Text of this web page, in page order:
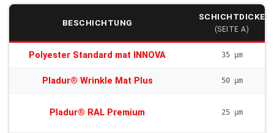
BESCHICHTUNG
SCHICHTDICKE
(SEITE A)
Polyester Standard mat INNOVA 35 µm
Pladur® Wrinkle Mat Plus 50 µm
Pladur® RAL Premium 25 µm